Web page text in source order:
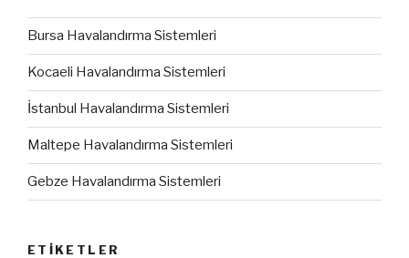
Bursa Havalandırma Sistemleri
Kocaeli Havalandırma Sistemleri
İstanbul Havalandırma Sistemleri
Maltepe Havalandırma Sistemleri
Gebze Havalandırma Sistemleri
ETIKETLER